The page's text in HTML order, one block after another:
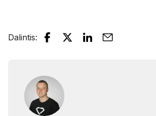
Dalintis: